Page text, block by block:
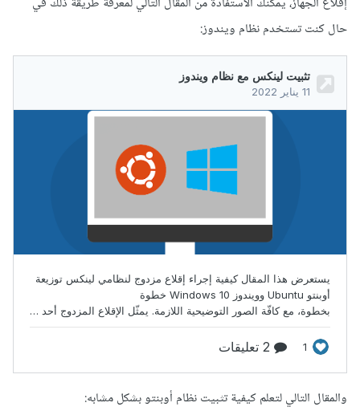
حال كنت تستخدم نظام ويندوز:
والمقال التالي لتعلم كيفية تثبيت نظام أوبنتو بشكل مشابه: